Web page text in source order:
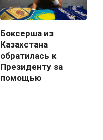
Боксерша из
Казахстана
обратилась к
Президенту за
помощью